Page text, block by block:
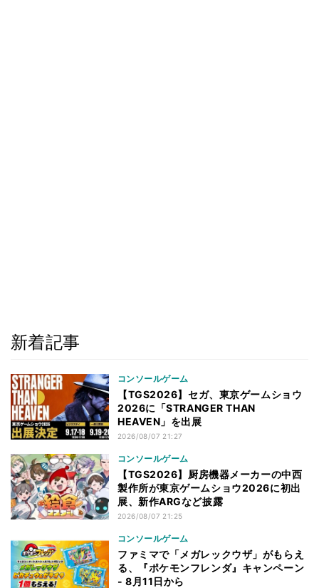
新着記事
コンソールゲーム
【TGS2026】セガ、東京ゲームショウ
2026に「STRANGER THAN
HEAVEN」を出展
2026/08/07 21:27
コンソールゲーム
【TGS2026】厨房機器メーカーの中西
製作所が東京ゲームショウ2026に初出
展、新作ARGなど披露
2026/08/07 21:25
コンソールゲーム
ファミマで「メガレックウザ」がもらえ
る、『ポケモンフレンダ』キャンペーン
- 8月11日から